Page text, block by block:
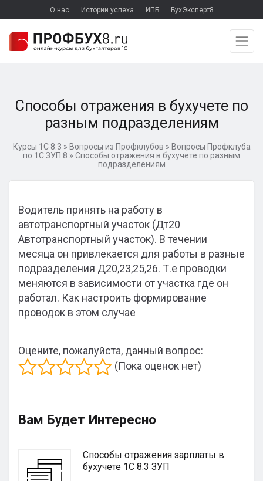
О нас Истории успеха ИПБ БухЭксперт8
Способы отражения в бухучете по
разным подразделениям
Курсы 1С 8.3 » Вопросы из Профклубов » Вопросы Профклуба
по 1С:ЗУП 8 » Способы отражения в бухучете по разным
подразделениям
Водитель принять на работу в
автотранспортный участок (Дт20
Автотранспортный участок). В течении
месяца он привлекается для работы в разные
подразделения Д20,23,25,26. Т.е проводки
меняются в зависимости от участка где он
работал. Как настроить формирование
проводок в этом случае
Оцените, пожалуйста, данный вопрос:
(Пока оценок нет)
Вам Будет Интересно
Способы отражения зарплаты в
бухучете 1С 8.3 ЗУП